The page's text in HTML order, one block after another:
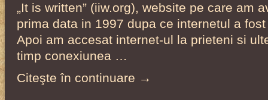
„It is written” (iiw.org), website pe care am
prima data in 1997 dupa ce internetul a
Apoi am accesat internet-ul la prieteni si
timp conexiunea …
Citeşte în continuare →